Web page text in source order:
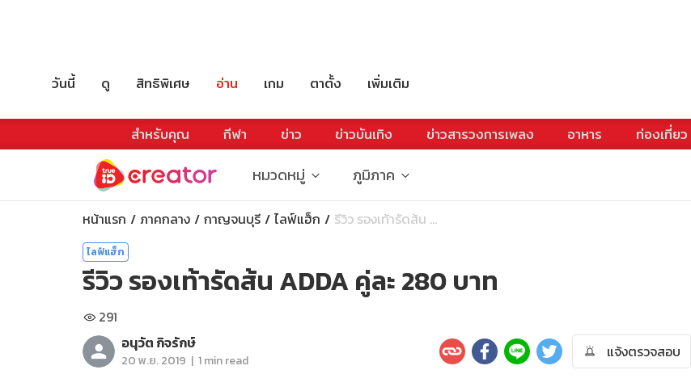
วันนี้ ดู สิทธิพิเศษ อ่าน เกม ตาตั้ง เพิ่มเติม
สำหรับคุณ กีฬา ข่าว ข่าวบันเทิง ข่าวสารวงการเพลง อาหาร ท่องเที่ยว
หมวดหมู่ ภูมิภาค
หน้าแรก ภาคกลาง กาญจนบุรี ไลฟ์แฮ็ก รีวิว รองเท้ารัดส้น ...
ไลฟ์แฮ็ก
รีวิว รองเท้ารัดส้น ADDA คู่ละ 280 บาท
291
อนุวัต กิจรักษ์
20 พ.ย. 2019 | 1 min read แจ้งตรวจสอบ